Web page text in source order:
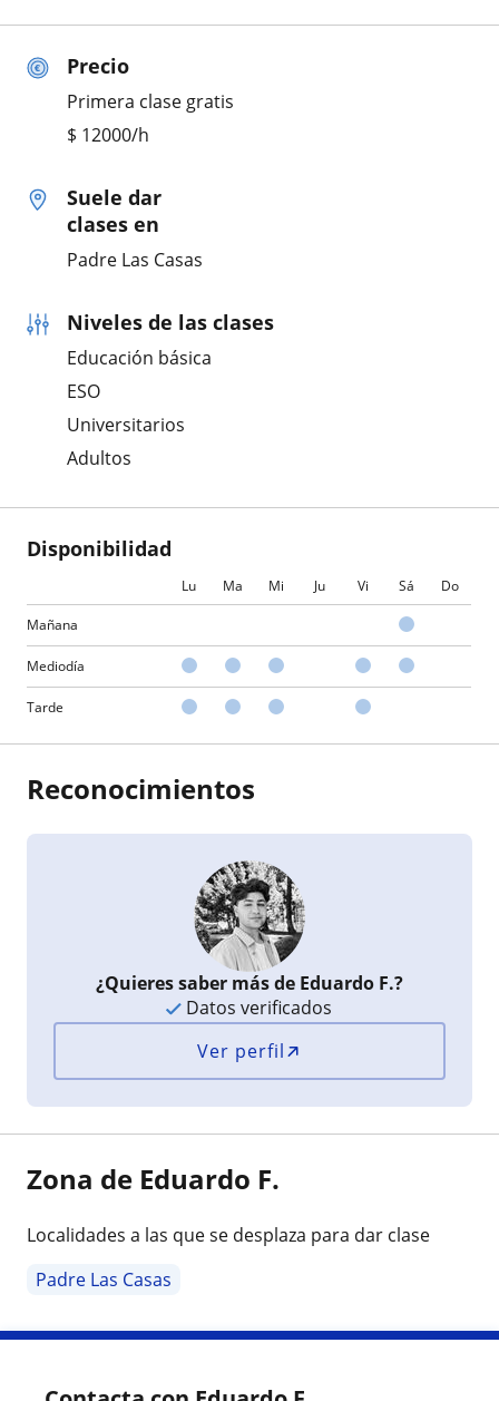
Precio
Primera clase gratis
$ 12000/h
Suele dar
clases en
Padre Las Casas
Niveles de las clases
Educación básica
ESO
Universitarios
Adultos
Disponibilidad
Lu Ma Mi Ju Vi Sá Do
Mañana
Mediodía
Tarde
Reconocimientos
¿Quieres saber más de Eduardo F.?
Datos verificados
Ver perfil
Zona de Eduardo F.
Localidades a las que se desplaza para dar clase
Padre Las Casas